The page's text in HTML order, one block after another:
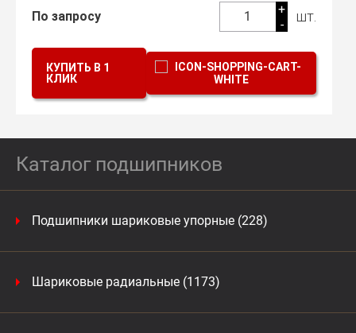
Каталог подшипников
Подшипники шариковые упорные (228)
Шариковые радиальные (1173)
По запросу 1
+
-
шт.
КУПИТЬ В 1
КЛИК